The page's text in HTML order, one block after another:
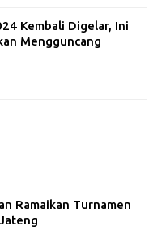
Kembali Digelar, Ini
Mengguncang
Ramaikan Turnamen